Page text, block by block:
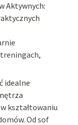
Aktywnych:
idealne
kształtowaniu
Od sof